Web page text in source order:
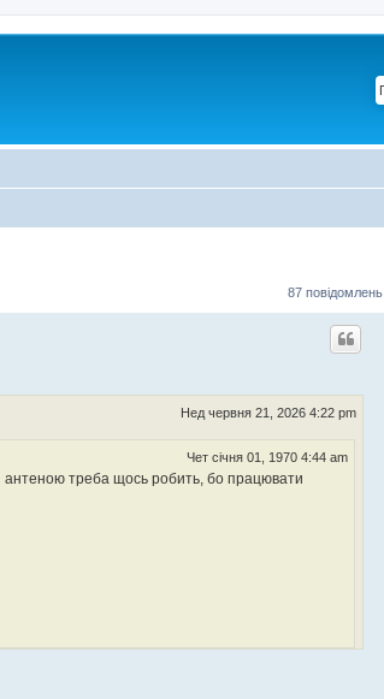
87 повідомлень
Нед червня 21, 2026 4:22 pm
Чет січня 01, 1970 4:44 am
антеною треба щось робить, бо працювати